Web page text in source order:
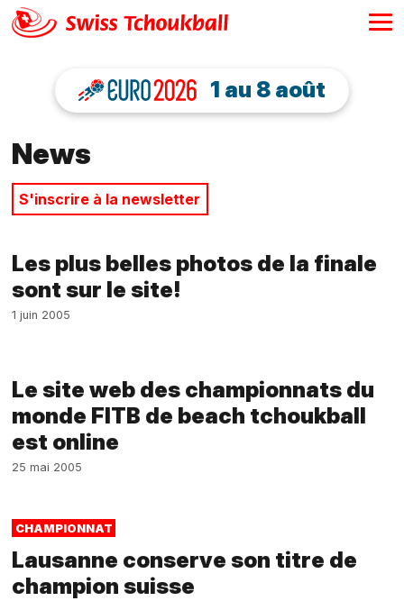
1 au 8 août
News
S'inscrire à la newsletter
Les plus belles photos de la finale
sont sur le site!
1 juin 2005
Le site web des championnats du
monde FITB de beach tchoukball
est online
25 mai 2005
CHAMPIONNAT
Lausanne conserve son titre de
champion suisse